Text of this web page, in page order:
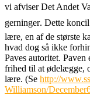
vi afviser Det Andet
gerninger. Dette
lære, en af de største
hvad dog så ikke
Paves autoritet.
frihed til at ødelægge,
lære. (Se http://
Williamson/